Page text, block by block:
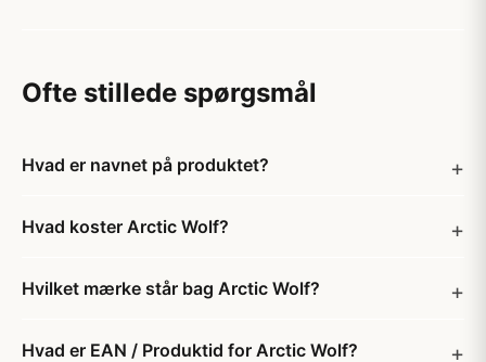
Ofte stillede spørgsmål
Hvad er navnet på produktet?
Hvad koster Arctic Wolf?
Hvilket mærke står bag Arctic Wolf?
Hvad er EAN / Produktid for Arctic Wolf?